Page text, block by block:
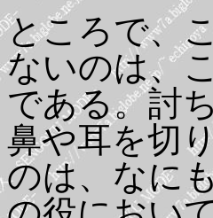
ところで、
ないのは、
である。討
鼻や耳を切
のは、なに